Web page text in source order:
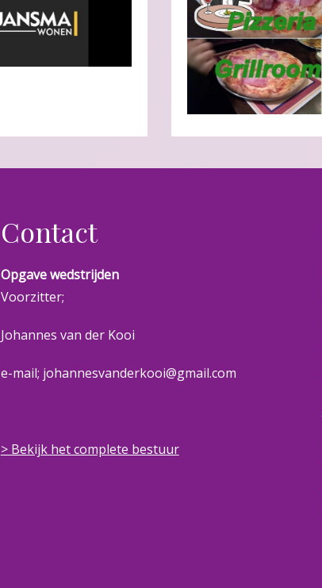
Contact
Opgave wedstrijden
Voorzitter;
Johannes van der Kooi
e-mail; johannesvanderkooi@gmail.com
> Bekijk het complete bestuur